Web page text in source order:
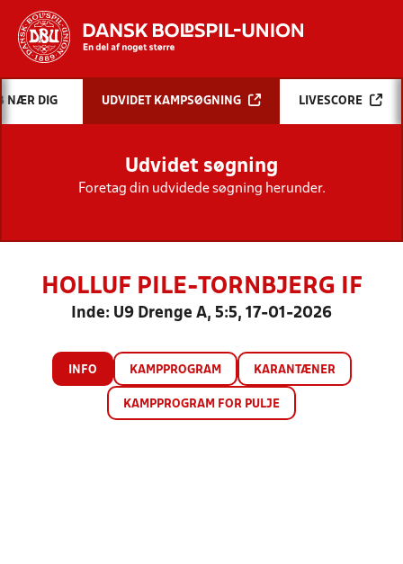
Hvad vil du søge efter?
INDHOLD OG NYHEDER
STILLINGER, RESULTATER, KLUBBER OG
HOLD
NÆR DIG UDVIDET KAMPSØGNING LIVESCORE
Udvidet søgning
Foretag din udvidede søgning herunder.
HOLLUF PILE-TORNBJERG IF
Inde: U9 Drenge A, 5:5, 17-01-2026
INFO KAMPPROGRAM KARANTÆNER
KAMPPROGRAM FOR PULJE